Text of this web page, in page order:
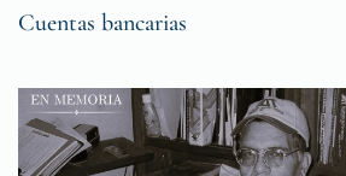
Cuentas bancarias